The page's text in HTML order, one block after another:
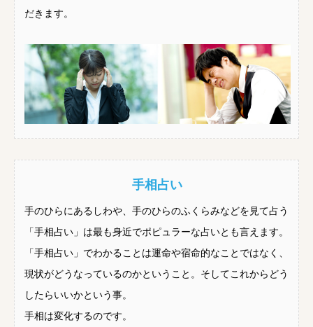
だきます。
手相占い
手のひらにあるしわや、手のひらのふくらみなどを見て占う
「手相占い」は最も身近でポピュラーな占いとも言えます。
「手相占い」でわかることは運命や宿命的なことではなく、
現状がどうなっているのかということ。そしてこれからどう
したらいいかという事。
手相は変化するのです。